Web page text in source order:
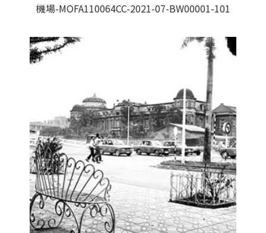
機場-MOFA110064CC-2021-07-BW00001-101